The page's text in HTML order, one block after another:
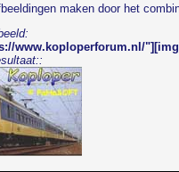
maken door het
www.koploperforum.nl/